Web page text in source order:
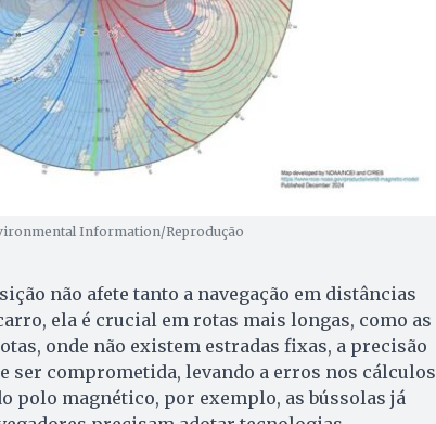
Information/Reprodução
não afete tanto a navegação em distâncias
ela é crucial em rotas mais longas, como as
onde não existem estradas fixas, a precisão
ser comprometida, levando a erros nos cálculos
polo magnético, por exemplo, as bússolas já